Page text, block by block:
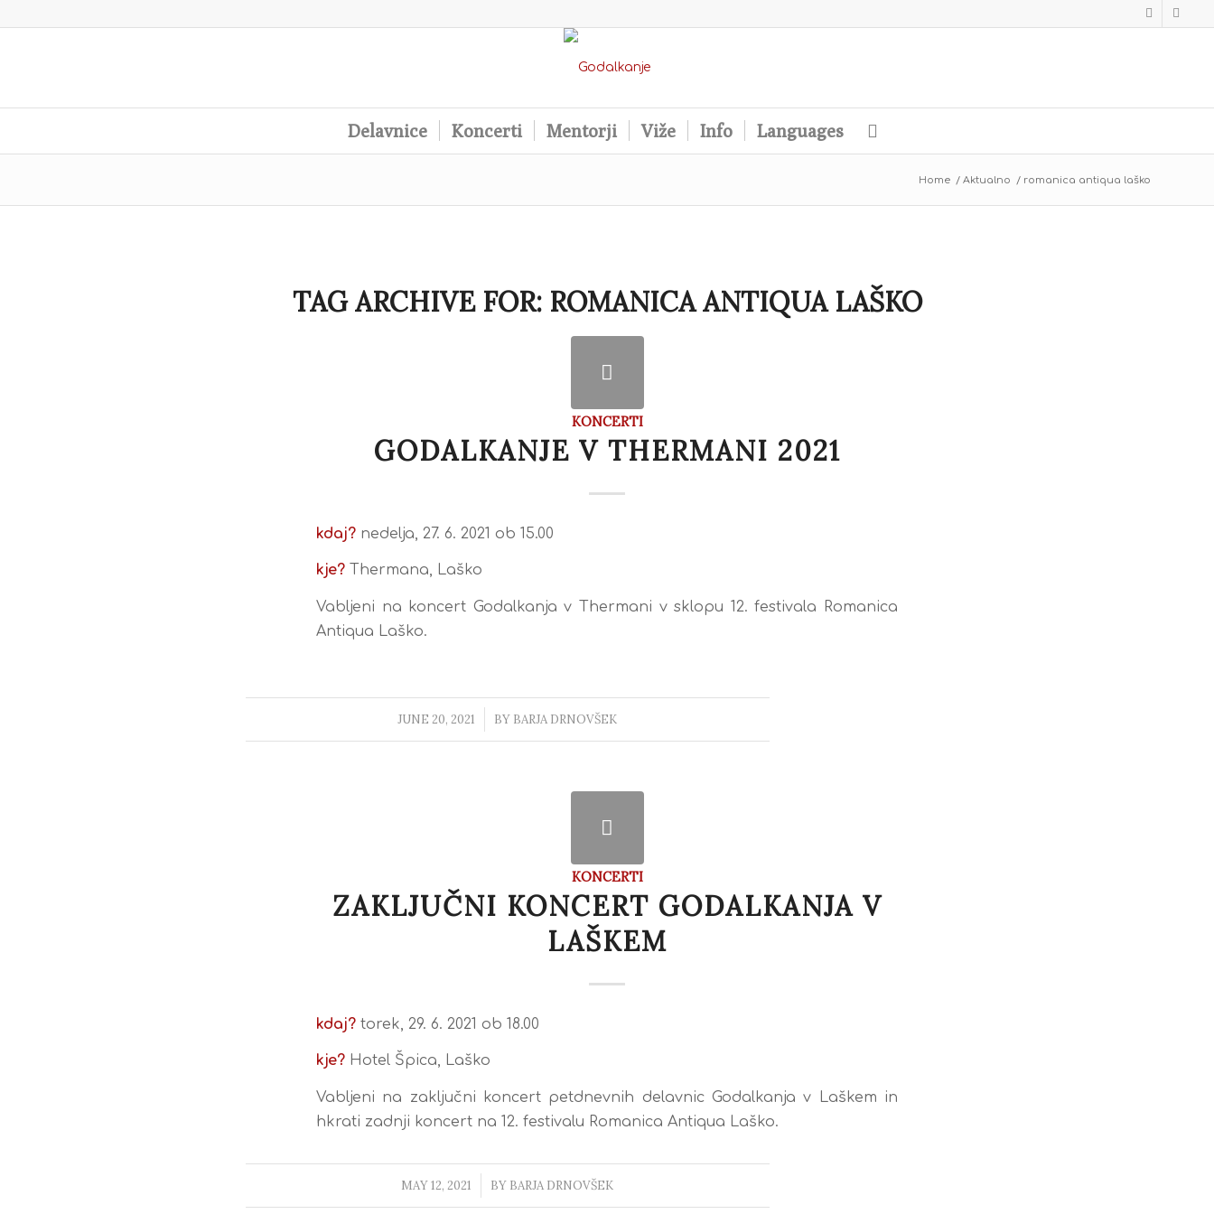
Delavnice Koncerti Mentorji Viže Info Languages
Home / Aktualno / romanica antiqua laško
TAG ARCHIVE FOR: ROMANICA ANTIQUA LAŠKO
KONCERTI
GODALKANJE V THERMANI 2021
kdaj? nedelja, 27. 6. 2021 ob 15.00
kje? Thermana, Laško
Vabljeni na koncert Godalkanja v Thermani v sklopu 12. festivala Romanica
Antiqua Laško.
JUNE 20, 2021
/ BY BARJA DRNOVŠEK
KONCERTI
ZAKLJUČNI KONCERT GODALKANJA V
LAŠKEM
kdaj? torek, 29. 6. 2021 ob 18.00
kje? Hotel Špica, Laško
Vabljeni na zaključni koncert petdnevnih delavnic Godalkanja v Laškem in
hkrati zadnji koncert na 12. festivalu Romanica Antiqua Laško.
MAY 12, 2021
/ BY BARJA DRNOVŠEK